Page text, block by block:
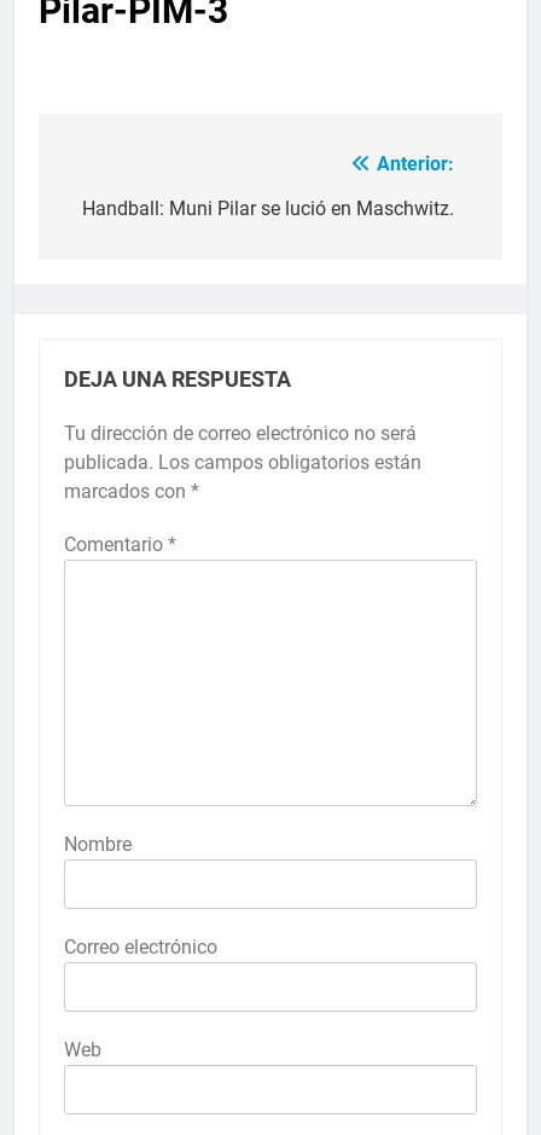
Pilar-PIM-3
Anterior:
Handball: Muni Pilar se lució en Maschwitz.
DEJA UNA RESPUESTA
Tu dirección de correo electrónico no será
publicada. Los campos obligatorios están
marcados con *
Comentario *
Nombre
Correo electrónico
Web